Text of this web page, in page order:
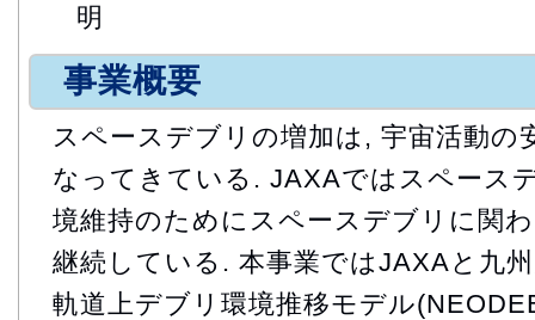
明
事業概要
スペースデブリの増加は, 宇宙活動の
なってきている. JAXAではスペース
境維持のためにスペースデブリに関
継続している. 本事業ではJAXAと九
軌道上デブリ環境推移モデル